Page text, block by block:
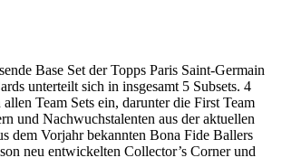
Base Set der Topps Paris Saint-Germain
unterteilt sich in insgesamt 5 Subsets. 4
Team Sets ein, darunter die First Team
und Nachwuchstalenten aus der aktuellen
dem Vorjahr bekannten Bona Fide Ballers
neu entwickelten Collector’s Corner und